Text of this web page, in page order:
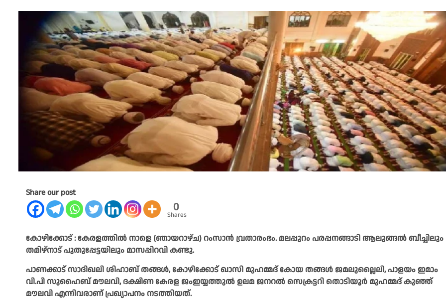
Share our post
0
Shares
കോഴിക്കോട് : കേരളത്തില്‍ നാളെ (ഞായറാഴ്ച) റംസാന്‍ വ്രതാരംഭം. മലപ്പുറം പരപ്പനങ്ങാടി ആലുങ്ങല്‍ ബീച്ചിലും
തമിഴ്‌നാട് പുതുപ്പേട്ടയിലും മാസപ്പിറവി കണ്ടു.
പാണക്കാട് സാദിഖലി ശിഹാബ് തങ്ങള്‍, കോഴിക്കോട് ഖാസി മുഹമ്മദ് കോയ തങ്ങള്‍ ജമലുല്ലൈലി, പാളയം ഇമാം
വി.പി സുഹൈബ് മൗലവി, ദക്ഷിണ കേരള ജംഇയ്യത്തുല്‍ ഉലമ ജനറല്‍ സെക്രട്ടറി തൊടിയൂര്‍ മുഹമ്മദ്‌ കുഞ്ഞ്
മൗലവി എന്നിവരാണ് പ്രഖ്യാപനം നടത്തിയത്.